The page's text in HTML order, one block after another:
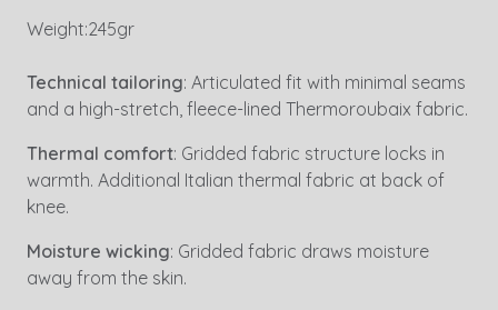
Weight:245gr
Technical tailoring: Articulated fit with minimal seams
and a high-stretch, fleece-lined Thermoroubaix fabric.
Thermal comfort: Gridded fabric structure locks in
warmth. Additional Italian thermal fabric at back of
knee.
Moisture wicking: Gridded fabric draws moisture
away from the skin.